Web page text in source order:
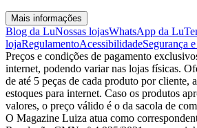
Mais informações
Blog da LuNossas lojasWhatsApp da Lu
lojaRegulamentoAcessibilidadeSegurança
Preços e condições de pagamento
internet, podendo variar nas lojas físicas.
de até 5 peças de cada produto por cliente,
estoques para internet. Caso os produtos
valores, o preço válido é o da sacola de
O Magazine Luiza atua como